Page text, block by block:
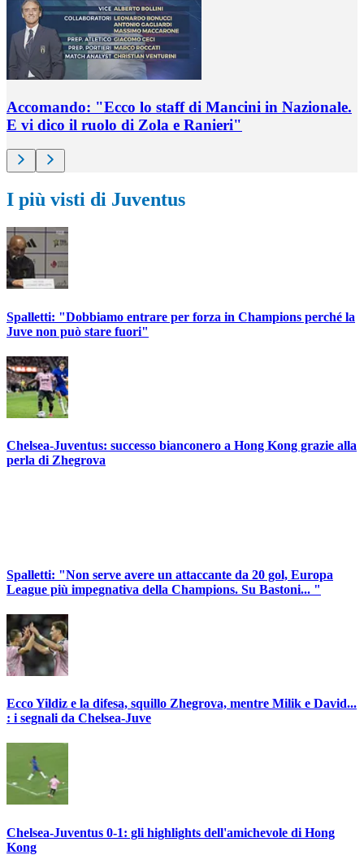
Accomando: "Ecco lo staff di Mancini in Nazionale.
E vi dico il ruolo di Zola e Ranieri"
I più visti di Juventus
Spalletti: "Dobbiamo entrare per forza in Champions perché la
Juve non può stare fuori"
Chelsea-Juventus: successo bianconero a Hong Kong grazie alla
perla di Zhegrova
Spalletti: "Non serve avere un attaccante da 20 gol, Europa
League più impegnativa della Champions. Su Bastoni... "
Ecco Yildiz e la difesa, squillo Zhegrova, mentre Milik e David...
: i segnali da Chelsea-Juve
Chelsea-Juventus 0-1: gli highlights dell'amichevole di Hong
Kong